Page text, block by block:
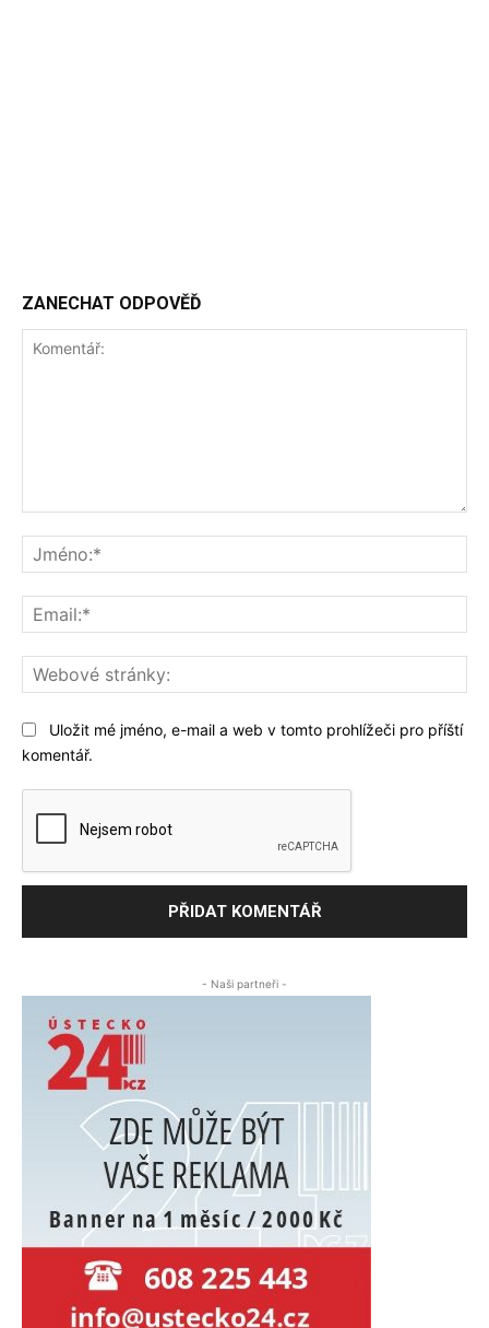
ZANECHAT ODPOVĚĎ
Uložit mé jméno, e-mail a web v tomto prohlížeči pro příští
komentář.
- Naši partneři -